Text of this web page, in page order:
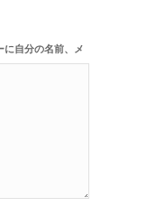
に自分の名前、メ